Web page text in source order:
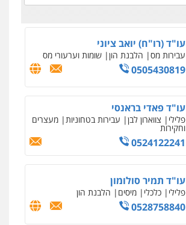
עו"ד (רו"ח) יואב ציוני
עבירות מס הלבנת הון שומות וערעורי מס
0505430819
עו"ד פאדי בראנסי
פלילי צווארון לבן עבירות בטחוניות מעצרים
וחקירות
0524122241
עו"ד תמיר סולומון
פלילי כלכלי מיסים הלבנת הון
0528758840